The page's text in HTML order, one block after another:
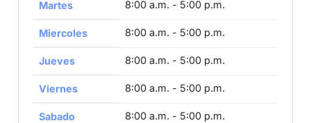
Martes 8:00 a.m. - 5:00 p.m.
Miercoles 8:00 a.m. - 5:00 p.m.
Jueves 8:00 a.m. - 5:00 p.m.
Viernes 8:00 a.m. - 5:00 p.m.
Sabado 8:00 a.m. - 5:00 p.m.